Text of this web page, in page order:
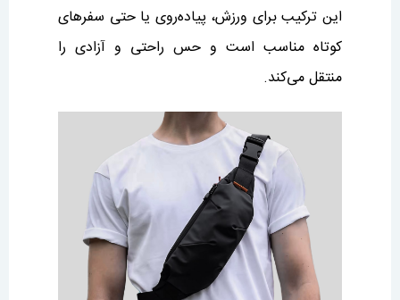
این ترکیب برای ورزش، پیاده‌روی یا حتی سفرهای
کوتاه مناسب است و حس راحتی و آزادی را
منتقل می‌کند.